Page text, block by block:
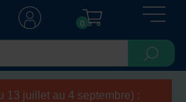
0
13 juillet au 4 septembre) :